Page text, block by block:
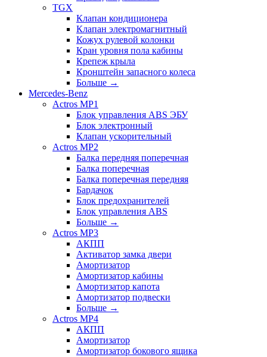
TGX
Клапан кондиционера
Клапан электромагнитный
Кожух рулевой колонки
Кран уровня пола кабины
Крепеж крыла
Кронштейн запасного колеса
Больше →
Mercedes-Benz
Actros MP1
Блок управления ABS ЭБУ
Блок электронный
Клапан ускорительный
Actros MP2
Балка передняя поперечная
Балка поперечная
Балка поперечная передняя
Бардачок
Блок предохранителей
Блок управления ABS
Больше →
Actros MP3
АКПП
Активатор замка двери
Амортизатор
Амортизатор кабины
Амортизатор капота
Амортизатор подвески
Больше →
Actros MP4
АКПП
Амортизатор
Амортизатор бокового ящика